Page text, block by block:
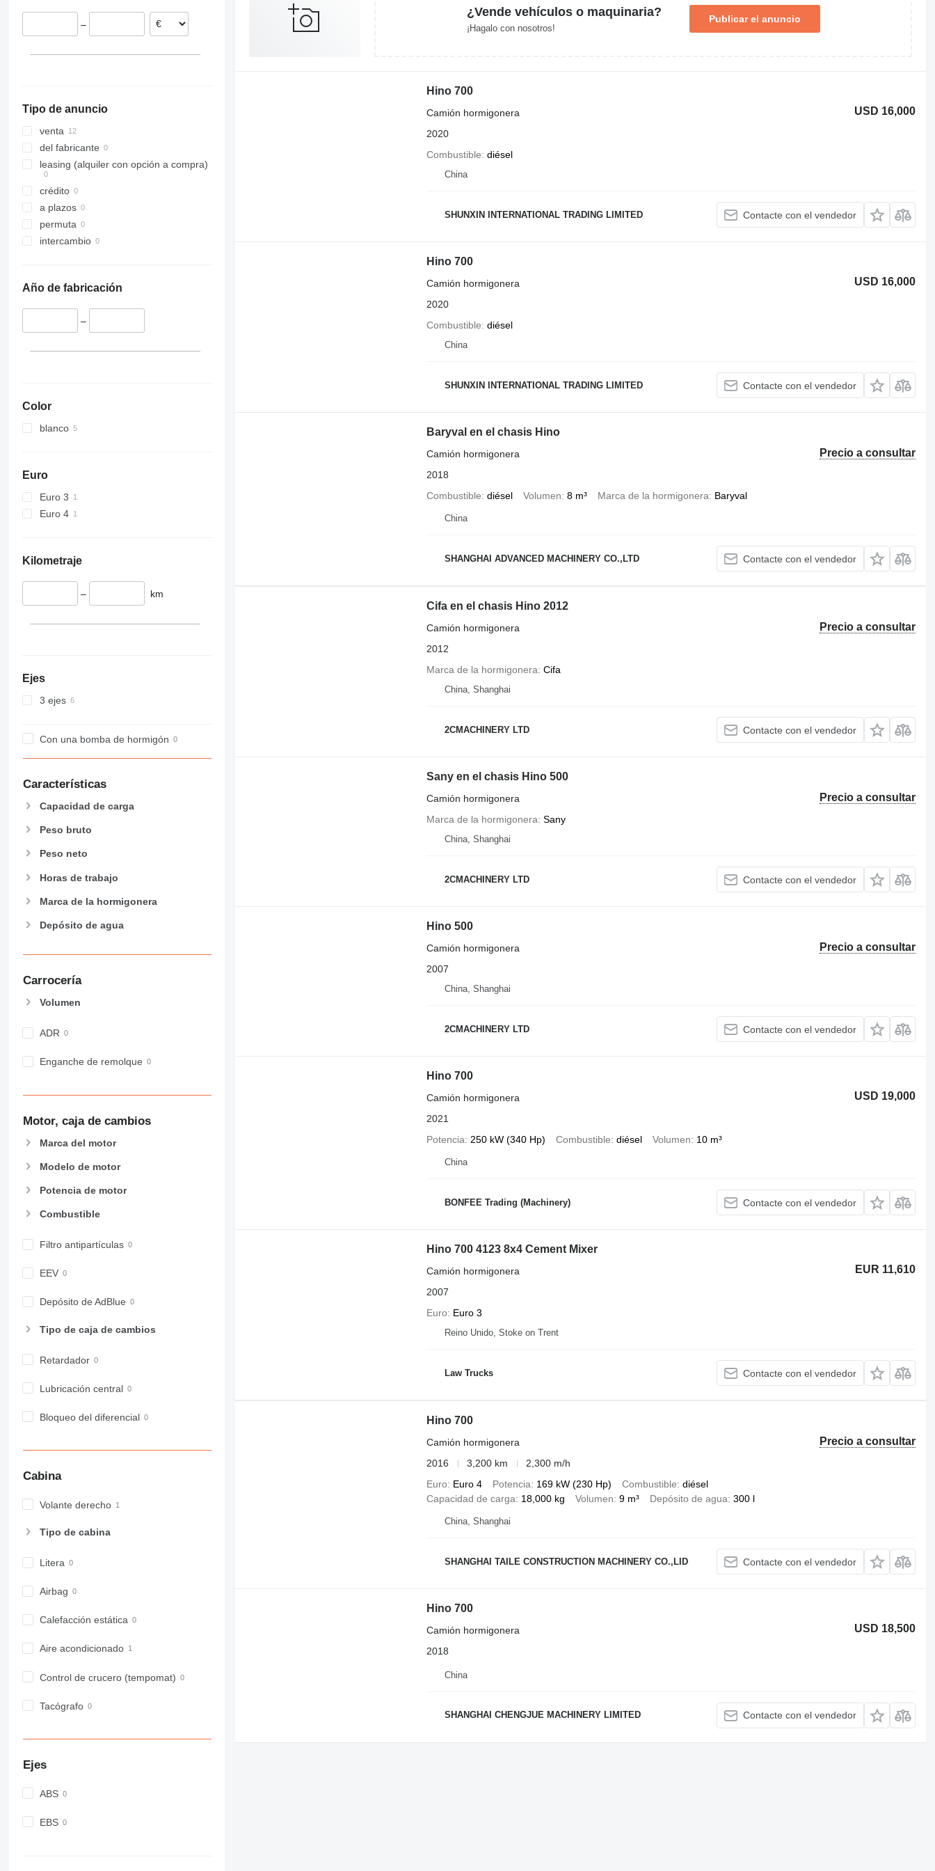
–
Tipo de anuncio
venta
del fabricante
leasing (alquiler con opción a compra)
crédito
a plazos
permuta
intercambio
Año de fabricación
–
Color
blanco
Euro
Euro 3
Euro 4
Kilometraje
– km
Ejes
3 ejes
Con una bomba de hormigón
Características
Capacidad de carga
Peso bruto
Peso neto
Horas de trabajo
Marca de la hormigonera
Depósito de agua
Carrocería
Volumen
ADR
Enganche de remolque
Motor, caja de cambios
Marca del motor
Modelo de motor
Potencia de motor
Combustible
Filtro antipartículas
EEV
Depósito de AdBlue
Tipo de caja de cambios
Retardador
Lubricación central
Bloqueo del diferencial
Cabina
Volante derecho
Tipo de cabina
Litera
Airbag
Calefacción estática
Aire acondicionado
Control de crucero (tempomat)
Tacógrafo
Ejes
ABS
EBS
¿Vende vehículos o maquinaria?
¡Hagalo con nosotros!
Publicar el anuncio
Hino 700
USD 16,000
Camión hormigonera
2020
Combustible diésel
China
SHUNXIN INTERNATIONAL TRADING LIMITED Contacte con el vendedor
Hino 700
USD 16,000
Camión hormigonera
2020
Combustible diésel
China
SHUNXIN INTERNATIONAL TRADING LIMITED Contacte con el vendedor
Baryval en el chasis Hino
Precio a consultar
Camión hormigonera
2018
Combustible diésel Volumen 8 m³ Marca de la hormigonera Baryval
China
SHANGHAI ADVANCED MACHINERY CO.,LTD Contacte con el vendedor
Cifa en el chasis Hino 2012
Precio a consultar
Camión hormigonera
2012
Marca de la hormigonera Cifa
China, Shanghai
2CMACHINERY LTD Contacte con el vendedor
Sany en el chasis Hino 500
Precio a consultar
Camión hormigonera
Marca de la hormigonera Sany
China, Shanghai
2CMACHINERY LTD Contacte con el vendedor
Hino 500
Precio a consultar
Camión hormigonera
2007
China, Shanghai
2CMACHINERY LTD Contacte con el vendedor
Hino 700
USD 19,000
Camión hormigonera
2021
Potencia
250 kW (340 Hp) Combustible diésel Volumen 10 m³
China
BONFEE Trading (Machinery) Contacte con el vendedor
Hino 700 4123 8x4 Cement Mixer
EUR 11,610
Camión hormigonera
2007
Euro
Euro 3
Reino Unido, Stoke on Trent
Law Trucks Contacte con el vendedor
Hino 700
Precio a consultar
Camión hormigonera
2016
3,200 km
2,300 m/h
Euro
Euro 4 Potencia 169 kW (230 Hp) Combustible diésel
Capacidad de carga
18,000 kg Volumen 9 m³ Depósito de agua 300 l
China, Shanghai
SHANGHAI TAILE CONSTRUCTION MACHINERY CO.,LID Contacte con el vendedor
Hino 700
USD 18,500
Camión hormigonera
2018
China
SHANGHAI CHENGJUE MACHINERY LIMITED Contacte con el vendedor